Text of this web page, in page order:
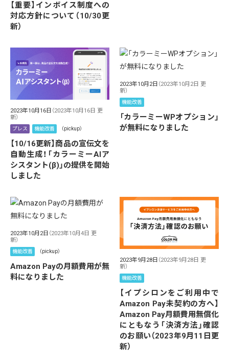
【重要】インボイス制度への
対応方針について（10/30更
新）
2023年10月16日 （2023年10月16日 更
新）
プレス 機能改善 （pickup）
【10/16更新】商品の宣伝文を
自動生成！「カラーミーAIア
シスタント(β)」の提供を開始
しました
2023年10月2日 （2023年10月2日 更
新）
機能改善
「カラーミーWPオプション」
が無料になりました
2023年10月2日 （2023年10月4日 更
新）
機能改善 （pickup）
Amazon Payの月額費用が無
料になりました
2023年9月28日 （2023年9月28日 更
新）
機能改善
【イプシロンをご利用中で
Amazon Pay未契約の方へ】
Amazon Pay月額費用無償化
にともなう「決済方法」確認
のお願い（2023年9月11日更
新）